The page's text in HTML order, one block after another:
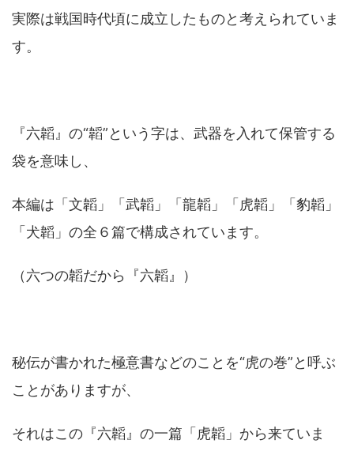
実際は戦国時代頃に成立したものと考えられていま
す。
『六韜』の“韜”という字は、武器を入れて保管する
袋を意味し、
本編は「文韜」「武韜」「龍韜」「虎韜」「豹韜」
「犬韜」の全６篇で構成されています。
（六つの韜だから『六韜』）
秘伝が書かれた極意書などのことを“虎の巻”と呼ぶ
ことがありますが、
それはこの『六韜』の一篇「虎韜」から来ていま